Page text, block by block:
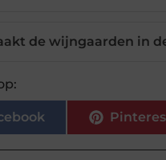
de wijngaarden in